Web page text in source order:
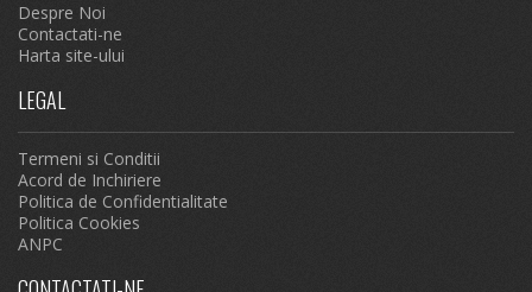
Despre Noi
Contactati-ne
Harta site-ului
LEGAL
Termeni si Conditii
Acord de Inchiriere
Politica de Confidentialitate
Politica Cookies
ANPC